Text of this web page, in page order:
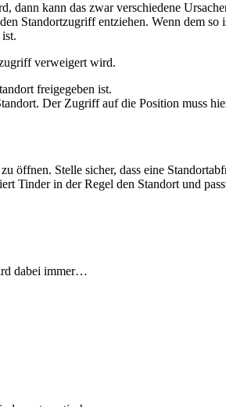
kann das zwar verschiedene
Standortzugriff entziehen. Wenn dem
verweigert wird.
freigegeben ist.
Der Zugriff auf die Position muss
öffnen. Stelle sicher, dass eine
Tinder in der Regel den Standort und
dabei immer…